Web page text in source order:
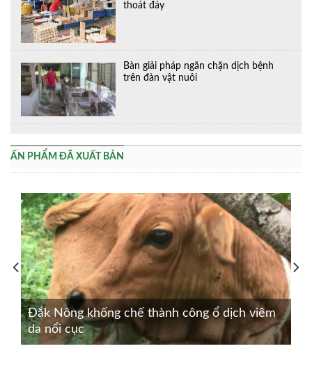
thoát đáy
Bàn giải pháp ngăn chặn dịch bệnh
trên đàn vật nuôi
ẤN PHẨM ĐÃ XUẤT BẢN
Đắk Nông khống chế thành công ổ dịch viêm
da nổi cục